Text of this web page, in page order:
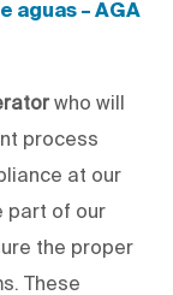
aguas – AGA
who will
process
at our
part of our
the proper
These